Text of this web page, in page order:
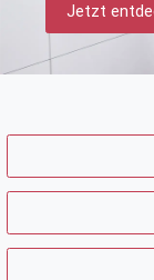
Jetzt